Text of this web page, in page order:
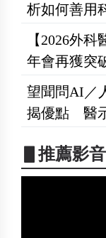
析如何善用
【2026外
年會再獲突
望聞問AI／
揭優點 醫
▋推薦影音